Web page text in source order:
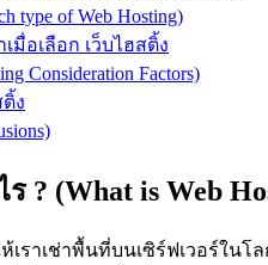
type of Web Hosting)
มื่อเลือก เว็บไฮสติ้ง
Consideration Factors)
ง
? (What is Web
ห้เราเช่าพื้นที่บนเซิร์ฟเวอร์ใน